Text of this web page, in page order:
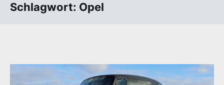
Schlagwort: Opel